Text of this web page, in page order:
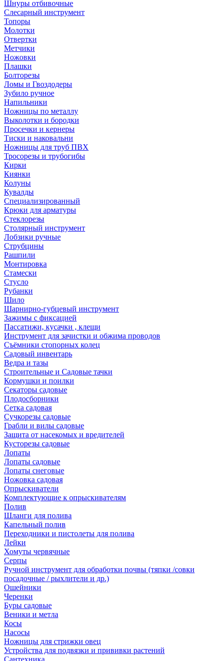
Шнуры отбивочные
Слесарный инструмент
Топоры
Молотки
Отвертки
Метчики
Ножовки
Плашки
Болторезы
Ломы и Гвоздодеры
Зубило ручное
Напильники
Ножницы по металлу
Выколотки и бородки
Просечки и кернеры
Тиски и наковальни
Ножницы для труб ПВХ
Тросорезы и трубогибы
Кирки
Киянки
Колуны
Кувалды
Специализированный
Крюки для арматуры
Стеклорезы
Столярный инструмент
Лобзики ручные
Струбцины
Рашпили
Монтировка
Стамески
Стусло
Рубанки
Шило
Шарнирно-губцевый инструмент
Зажимы с фиксацией
Пассатижи, кусачки , клещи
Инструмент для зачистки и обжима проводов
Съёмники стопорных колец
Садовый инвентарь
Ведра и тазы
Строительные и Садовые тачки
Кормушки и поилки
Секаторы садовые
Плодосборники
Сетка садовая
Сучкорезы садовые
Грабли и вилы садовые
Защита от насекомых и вредителей
Кусторезы садовые
Лопаты
Лопаты садовые
Лопаты снеговые
Ножовка садовая
Опрыскиватели
Комплектующие к опрыскивателям
Полив
Шланги для полива
Капельный полив
Переходники и пистолеты для полива
Лейки
Хомуты червячные
Серпы
Ручной инструмент для обработки почвы (тяпки /совки
посадочные / рыхлители и др.)
Ошейники
Черенки
Буры садовые
Веники и метла
Косы
Насосы
Ножницы для стрижки овец
Устройства для подвязки и прививки растений
Сантехника